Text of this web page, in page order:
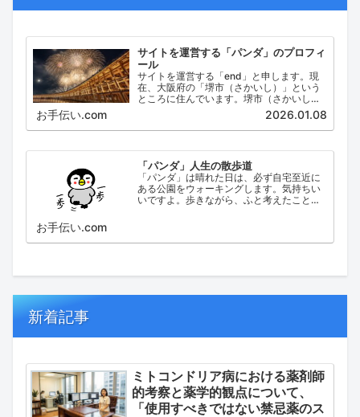
サイトを運営する「パンダ」のプロフィ
ール
サイトを運営する「end」と申します。現
在、大阪府の「堺市（さかいし）」という
ところに住んでいます。堺市（さかいし）
は、大阪府の泉北地域にある政令指定都市
で、府内では大阪市に次いで人口が多い都
市です。
お手伝い.com 2026.01.08
「パンダ」人生の散歩道
「パンダ」は晴れた日は、必ず自宅至近に
ある公園をウォーキングします。気持ちい
いですよ。歩きながら、ふと考えたこと。
お手伝い.com
新着記事
ミトコンドリア病における薬剤師
的考察と薬学的観点について、
「使用すべきではない禁忌薬のス